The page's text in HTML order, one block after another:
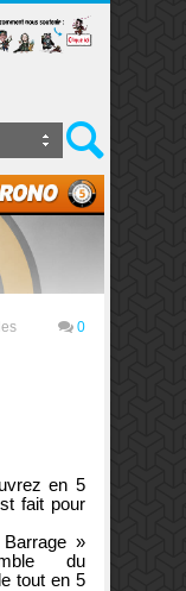
0
en 5
fait pour
»
du
tout en 5